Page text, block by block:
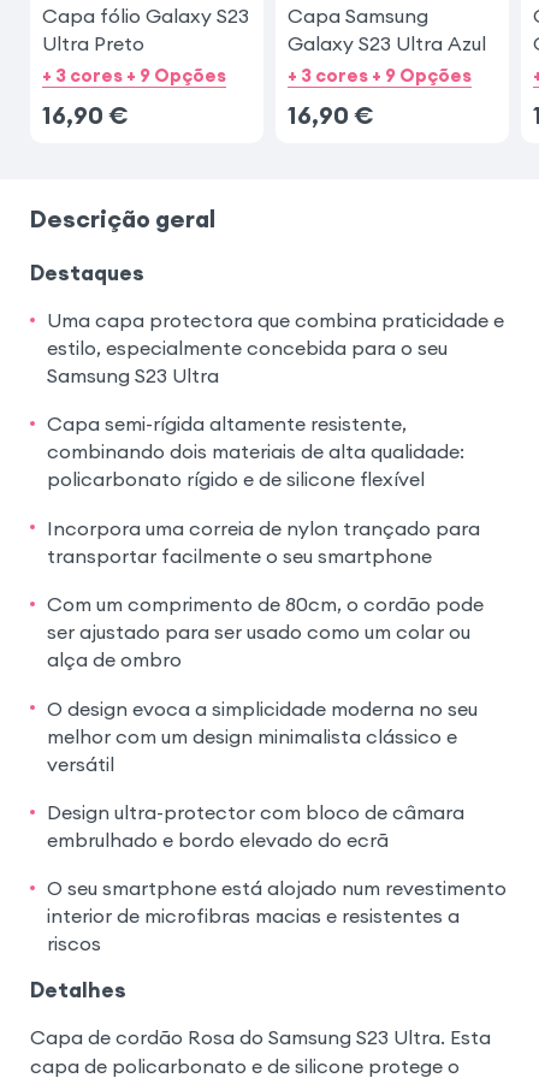
Capa fólio Galaxy S23
Ultra Preto
+ 3 cores + 9 Opções
16,90 €
Capa Samsung
Galaxy S23 Ultra Azul
+ 3 cores + 9 Opções
16,90 €
Descrição geral
Destaques
Uma capa protectora que combina praticidade e
estilo, especialmente concebida para o seu
Samsung S23 Ultra
Capa semi-rígida altamente resistente,
combinando dois materiais de alta qualidade:
policarbonato rígido e de silicone flexível
Incorpora uma correia de nylon trançado para
transportar facilmente o seu smartphone
Com um comprimento de 80cm, o cordão pode
ser ajustado para ser usado como um colar ou
alça de ombro
O design evoca a simplicidade moderna no seu
melhor com um design minimalista clássico e
versátil
Design ultra-protector com bloco de câmara
embrulhado e bordo elevado do ecrã
O seu smartphone está alojado num revestimento
interior de microfibras macias e resistentes a
riscos
Detalhes
Capa de cordão Rosa do Samsung S23 Ultra. Esta
capa de policarbonato e de silicone protege o